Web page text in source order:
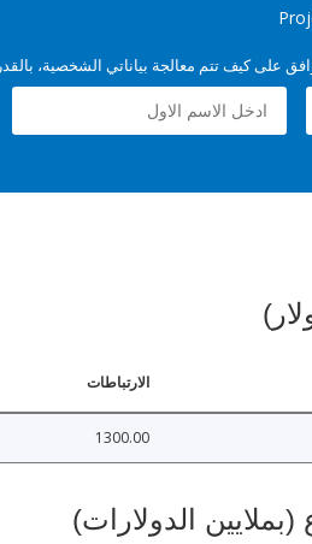
على كيف تتم معالجة بياناتي الشخصية،
الارتباطات
1300.00
الدولارات)